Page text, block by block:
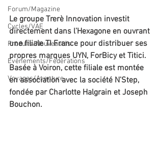
Forum/Magazine
Cycles/VAE
Produits/Nouveautés
Evénements/Fédérations
Voyages/Aventure
Le groupe Trerè Innovation investit
directement dans l’Hexagone en ouvrant
une filiale TI France pour distribuer ses
propres marques UYN, ForBicy et Titici.
Basée à Voiron, cette filiale est montée
en association avec la société N’Step,
fondée par Charlotte Halgrain et Joseph
Bouchon.